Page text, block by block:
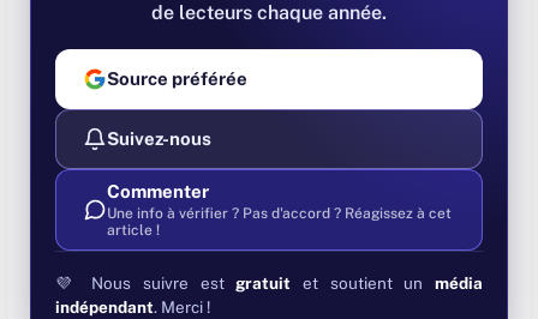
de lecteurs chaque année
Source préférée
Suivez-nous
Commenter
Une info à vérifier ? Pas d'accord ? Réagissez à cet
article !
💜 Nous suivre estgratuit et soutient unmédia
indépendant. Merci !